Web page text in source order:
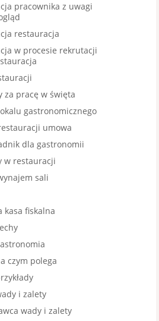
pracownika z uwagi
restauracja
w procesie rekrutacji
za pracę w święta
gastronomicznego
umowa
dla gastronomii
w restauracji
sali
kasa fiskalna
czym polega
i zalety
wady i zalety